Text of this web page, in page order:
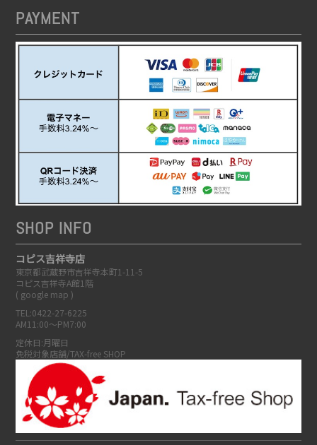
PAYMENT
SHOP INFO
コピス吉祥寺店
東京都武蔵野市吉祥寺本町1-11-5
コピス吉祥寺A館1階
( google map )
TEL:0422-27-6225
AM11:00～PM7:00
定休日:月曜日
免税対象店舗/TAX-free SHOP